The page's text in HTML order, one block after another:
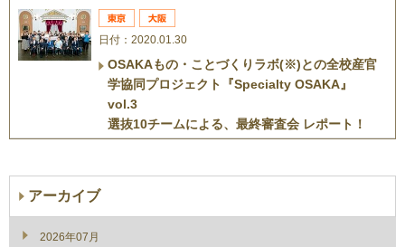
日付：2020.01.30
OSAKAもの・ことづくりラボ(※)との全校産官
学協同プロジェクト『Specialty OSAKA』
vol.3
選抜10チームによる、最終審査会 レポート！
アーカイブ
2026年07月